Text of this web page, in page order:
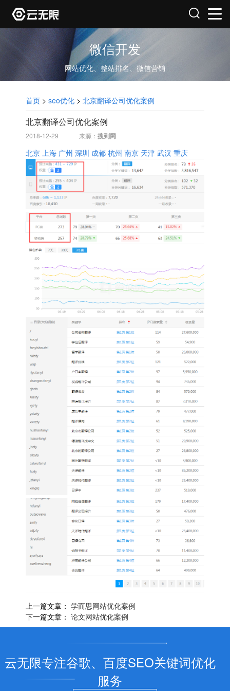
微信开发
网站优化、整站排名、微信营销
首页 > seo优化 > 北京翻译公司优化案例
北京翻译公司优化案例
2018-12-29 来源： 搜到网
北京 上海 广州 深圳 成都 杭州 南京 天津 武汉 重庆
上一篇文章： 学而思网站优化案例
下一篇文章： 论文网站优化案例
云无限专注谷歌、百度SEO关键词优化
服务